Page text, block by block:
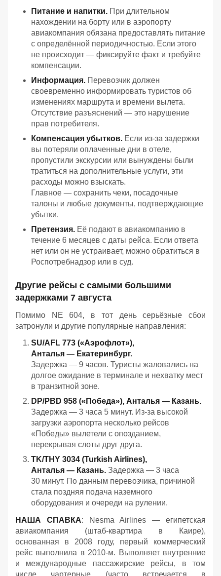
Питание и напитки. При длительном
нахождении на борту или в аэропорту
авиакомпания обязана предоставлять питание
с определённой периодичностью. Если этого
не происходит — фиксируйте факт и требуйте
компенсации.
Информация. Перевозчик должен
своевременно информировать туристов об
изменениях маршрута и времени вылета.
Отсутствие разъяснений — это нарушение
прав потребителя.
Компенсация убытков. Если из‑за задержки
вы потеряли оплаченные дни в отеле,
пропустили экскурсии или вынуждены были
тратиться на дополнительные услуги, эти
расходы можно взыскать.
Главное — сохранить чеки, посадочные
талоны и любые документы, подтверждающие
убытки.
Претензия. Её подают в авиакомпанию в
течение 6 месяцев с даты рейса. Если ответа
нет или он не устраивает, можно обратиться в
Роспотребнадзор или в суд.
Другие рейсы с самыми большими
задержками 7 августа
Помимо NE 604, в тот день серьёзные сбои
затронули и другие популярные направления:
SU/AFL 773 («Аэрофлот»),
Анталья — Екатеринбург.
Задержка — 9 часов. Туристы жаловались на
долгое ожидание в терминале и нехватку мест
в транзитной зоне.
DP/PBD 958 («Победа»), Анталья — Казань.
Задержка — 3 часа 5 минут. Из‑за высокой
загрузки аэропорта несколько рейсов
«Победы» вылетели с опозданием,
перекрывая слоты друг друга.
TK/THY 3034 (Turkish Airlines),
Анталья — Казань. Задержка — 3 часа
30 минут. По данным перевозчика, причиной
стала поздняя подача наземного
оборудования и очереди на рулении.
НАША СПАВКА: Nesma Airlines — египетская
авиакомпания (штаб-квартира в Каире),
основанная в 2008 году, первый коммерческий
рейс выполнила в 2010-м. Выполняет внутренние
и международные пассажирские рейсы, в том
числе чартерные (часто встречается в